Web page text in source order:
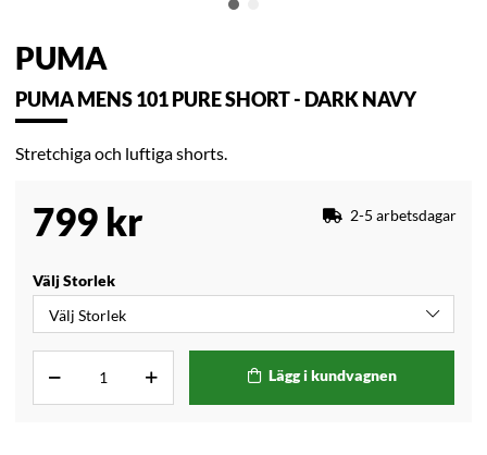
PUMA
PUMA MENS 101 PURE SHORT - DARK NAVY
Stretchiga och luftiga shorts.
799 kr 2-5 arbetsdagar
Välj Storlek
Lägg i kundvagnen